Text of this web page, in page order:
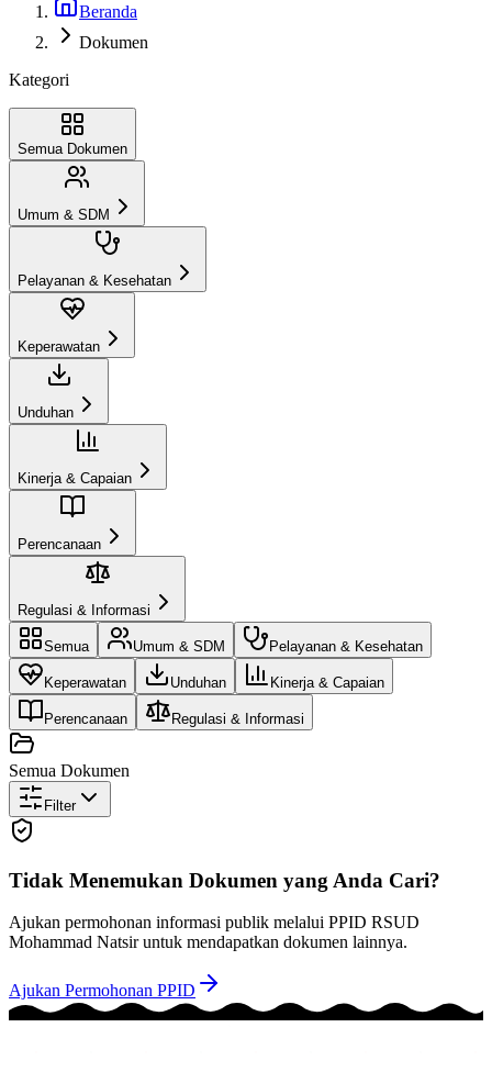
Beranda
Dokumen
Kategori
Semua Dokumen
Umum & SDM
Pelayanan & Kesehatan
Keperawatan
Unduhan
Kinerja & Capaian
Perencanaan
Regulasi & Informasi
Semua Umum & SDM Pelayanan & Kesehatan
Keperawatan Unduhan Kinerja & Capaian
Perencanaan Regulasi & Informasi
Semua Dokumen
Filter
Tidak Menemukan Dokumen yang Anda Cari?
Ajukan permohonan informasi publik melalui PPID RSUD
Mohammad Natsir untuk mendapatkan dokumen lainnya.
Ajukan Permohonan PPID